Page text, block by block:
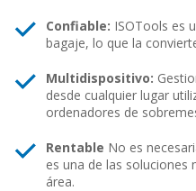
Confiable: ISOTools es
bagaje, lo que la
Multidispositivo:
desde cualquier lugar
ordenadores de
Rentable No es
es una de las soluciones
área.